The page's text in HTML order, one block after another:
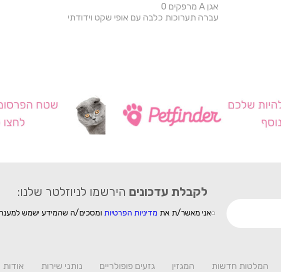
אגן A מרפקים 0
עברה תערוכות כלבה עם אופי שקט וידודתי
לקבלת עדכונים הירשמו לניוזלטר שלנו:
אני מאשר/ת אתמדיניות הפרטיותומסכים/ה שהמידע ישמש
המלטות חדשות המגזין גזעים פופולריים נותני שירות אודות